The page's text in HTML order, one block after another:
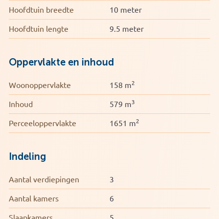
• Woonoppervlakte: ca. 158 m²
• Achtertuin van ca. 65 m² op het westen
• Twee aparte toiletten
• Twee parkeerplaatsen op het mandelige binnenterrein
• Volledig geïsoleerd en voorzien van HR+-glas
• Voorzien van zonnepanelen en airconditioning
• Speelveld/speeltuin direct voor de woning
• Passantenhaven in de directe omgeving
Hoofdtuin breedte 10 meter
Hoofdtuin lengte 9.5 meter
Oppervlakte en inhoud
Woonoppervlakte 158 m2
Inhoud 579 m3
Perceeloppervlakte 1651 m2
Indeling
Aantal verdiepingen 3
Aantal kamers 6